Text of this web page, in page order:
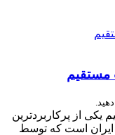
از پرکاربردترین
است که توسط